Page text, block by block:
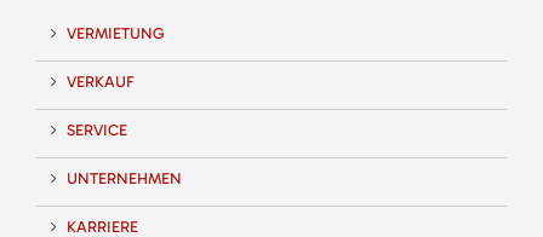
VERMIETUNG
VERKAUF
SERVICE
UNTERNEHMEN
KARRIERE